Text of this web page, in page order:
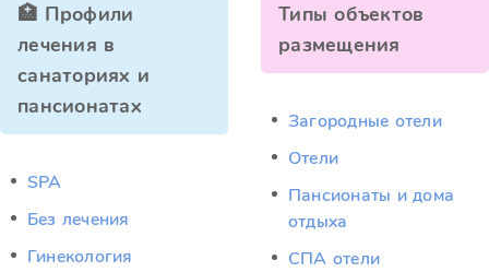
🏥 Профили
лечения в
санаториях и
пансионатах
SPA
Без лечения
Гинекология
Типы объектов
размещения
Загородные отели
Отели
Пансионаты и дома
отдыха
СПА отели